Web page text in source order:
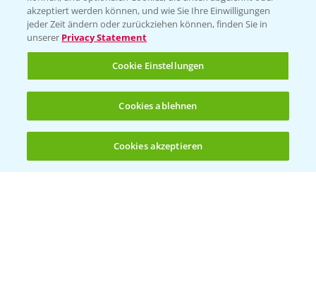
(noch 4)
Vegetables Deutschland
Infos
LINKS
Apps
Wetter Aktuell
akzeptiert werden können, und wie Sie Ihre Einwilligungen
jeder Zeit ändern oder zurückziehen können, finden Sie in
unserer Privacy Statement
Cookie Einstellungen
Cookies ablehnen
Cookies akzeptieren